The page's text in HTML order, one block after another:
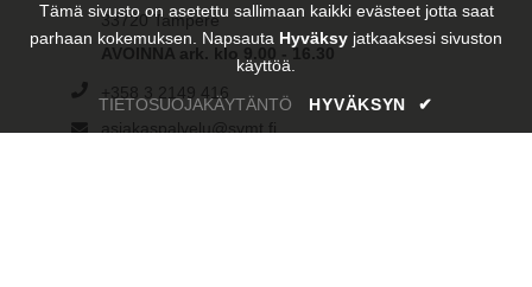
33720 Tampere
AVOINNA ark. klo 9.00 - 16.30
+358 3 2149 416
asiakaspalvelu@svmt.fi
Tämä sivusto on asetettu sallimaan kaikki evästeet jotta saat
parhaan kokemuksen. Napsauta Hyväksy jatkaaksesi sivuston
käyttöä.
TIETOSUOJAKÄYTÄNTÖ HYVÄKSYN ✔